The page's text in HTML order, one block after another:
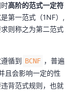
高阶的范式一定符
第一范式（1NF）,
则称之为第二范式
循到 BCNF ，普遍
且会影响一定的性
背范式规则，也就